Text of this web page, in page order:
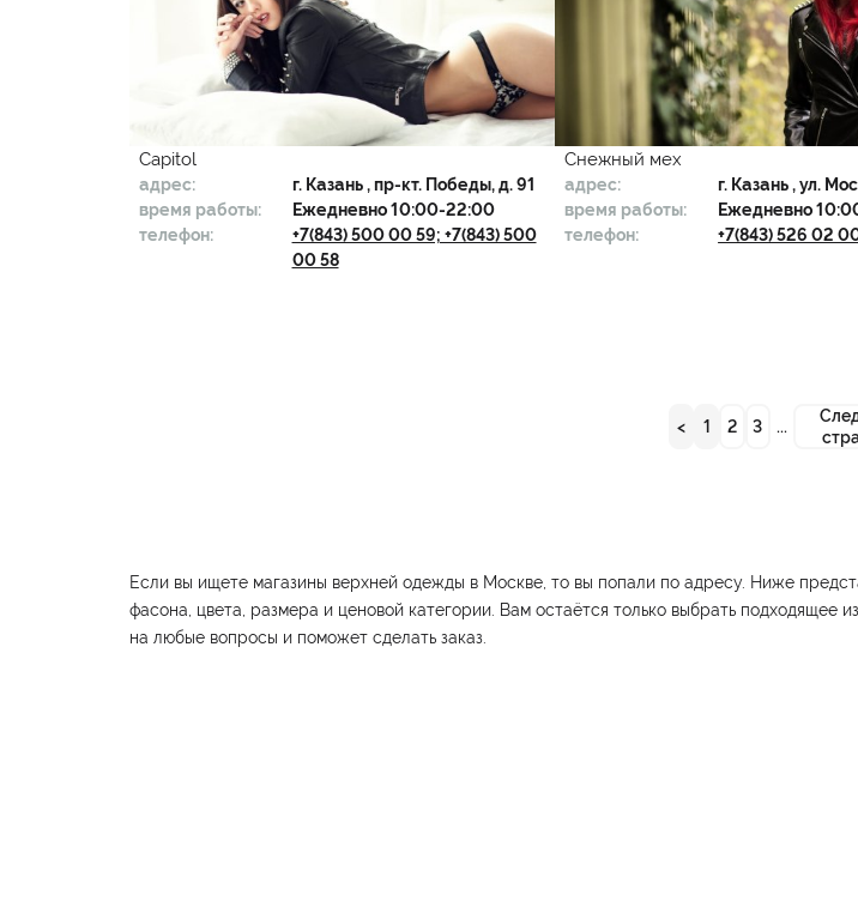
Capitol
адрес: г. Казань , пр-кт. Победы, д. 91
время работы:
Ежедневно 10:00-22:00
телефон:
+7(843) 500 00 59; +7(843) 500
00 58
Снежный мех
адрес: г. Казань, ул.
время работы:
Ежедневно
телефон:
+7(843) 526 02
< 1 2 3 ...
Если вы ищете магазины верхней одежды в Москве, то вы попали по адресу. Ниже
фасона, цвета, размера и ценовой категории. Вам остаётся только выбрать подходящее
на любые вопросы и поможет сделать заказ.